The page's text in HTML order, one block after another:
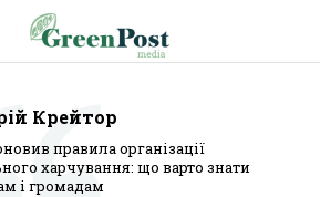
Крейтор
правила організації
харчування: що варто знати
і громадам